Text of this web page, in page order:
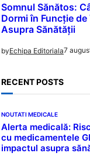
Somnul Sănătos:
Dormi în Funcție
Asupra Sănătății
byEchipa Editoriala7
RECENT POSTS
NOUTATI MEDICALE
Alerta medicală:
cu medicamentele
impactul asupra